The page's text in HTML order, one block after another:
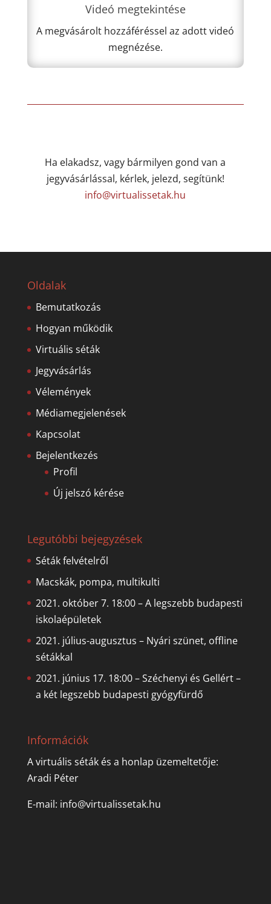
Videó megtekintése
A megvásárolt hozzáféréssel az adott videó
megnézése.
Ha elakadsz, vagy bármilyen gond van a
jegyvásárlással, kérlek, jelezd, segítünk!
info@virtualissetak.hu
Oldalak
Bemutatkozás
Hogyan működik
Virtuális séták
Jegyvásárlás
Vélemények
Médiamegjelenések
Kapcsolat
Bejelentkezés
Profil
Új jelszó kérése
Legutóbbi bejegyzések
Séták felvételről
Macskák, pompa, multikulti
2021. október 7. 18:00 – A legszebb budapesti
iskolaépületek
2021. július-augusztus – Nyári szünet, offline
sétákkal
2021. június 17. 18:00 – Széchenyi és Gellért –
a két legszebb budapesti gyógyfürdő
Információk
A virtuális séták és a honlap üzemeltetője:
Aradi Péter
E-mail: info@virtualissetak.hu